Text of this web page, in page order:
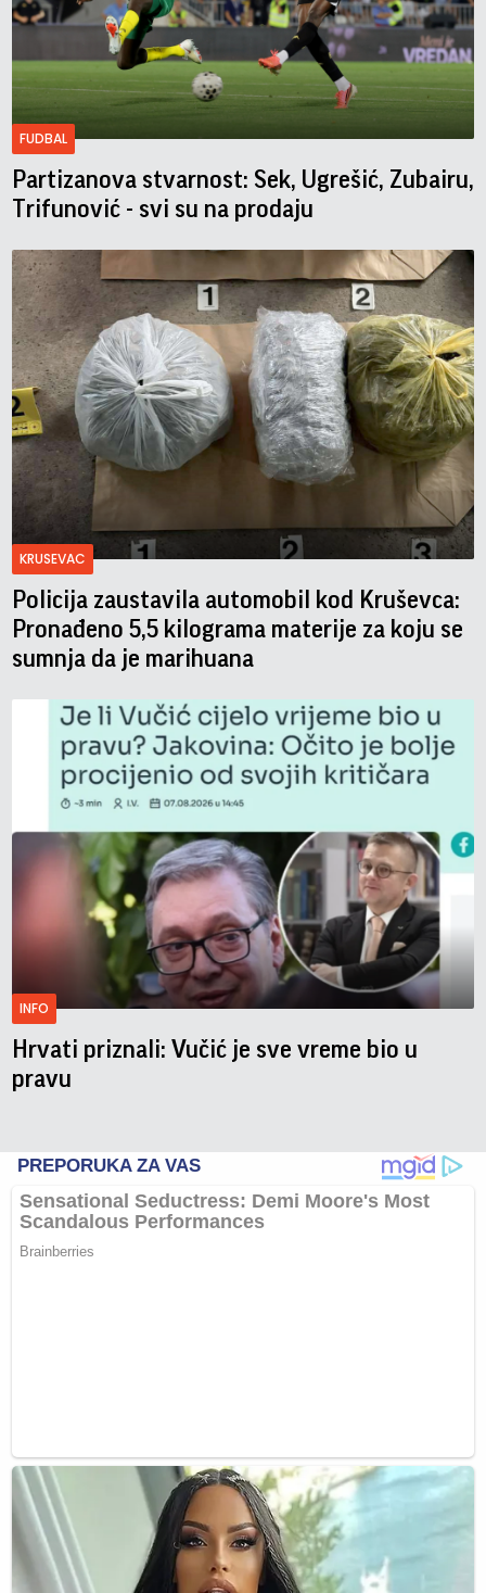
FUDBAL
Partizanova stvarnost: Sek, Ugrešić, Zubairu,
Trifunović - svi su na prodaju
KRUSEVAC
Policija zaustavila automobil kod Kruševca:
Pronađeno 5,5 kilograma materije za koju se
sumnja da je marihuana
INFO
Hrvati priznali: Vučić je sve vreme bio u
pravu